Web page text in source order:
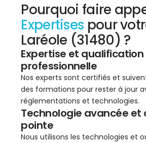
Pourquoi faire
Expertises pour
Laréole (31480) ?
Expertise et qualification
professionnelle
Nos experts sont certifiés et
des formations pour rester à jour
réglementations et technologies.
Technologie avancée et
pointe
Nous utilisons les technologies et